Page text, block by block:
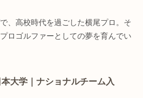
、高校時代を過ごした横尾プロ。そ
ロゴルファーとしての夢を育んでい
大学｜ナショナルチーム入